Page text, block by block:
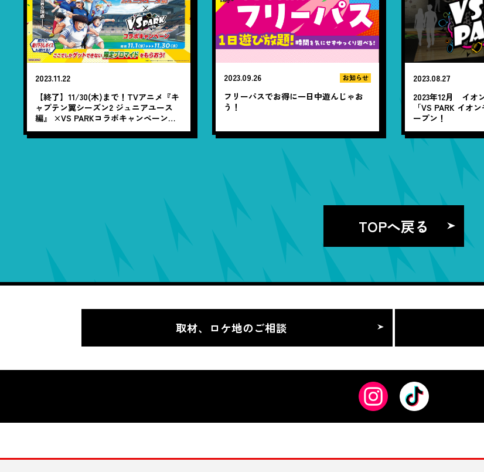
2023.11.22
【終了】11/30(木)まで！TVアニメ『キ
ャプテン翼シーズン2 ジュニアユース
編』 ×VS PARKコラボキャンペーン開
2023.09.26 お知らせ
フリーパスでお得に一日中遊んじゃお
う！
2023.08.27
2023年12月 イオ
「VS PARK イオ
ープン！
TOPへ戻る
取材、ロケ地のご相談